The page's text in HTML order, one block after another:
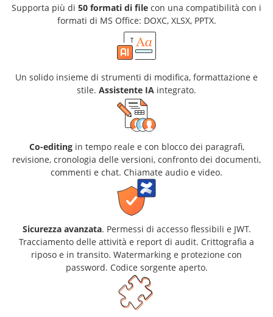
Supporta più di 50 formati di file con una compatibilità con i
formati di MS Office: DOXC, XLSX, PPTX.
Un solido insieme di strumenti di modifica, formattazione e
stile. Assistente IA integrato.
Co-editingin tempo reale e con blocco dei paragrafi,
revisione, cronologia delle versioni, confronto dei documenti,
commenti e chat. Chiamate audio e video.
Sicurezza avanzata. Permessi di accesso flessibili e JWT.
Tracciamento delle attività e report di audit. Crittografia a
riposo e in transito. Watermarking e protezione con
password. Codice sorgente aperto.